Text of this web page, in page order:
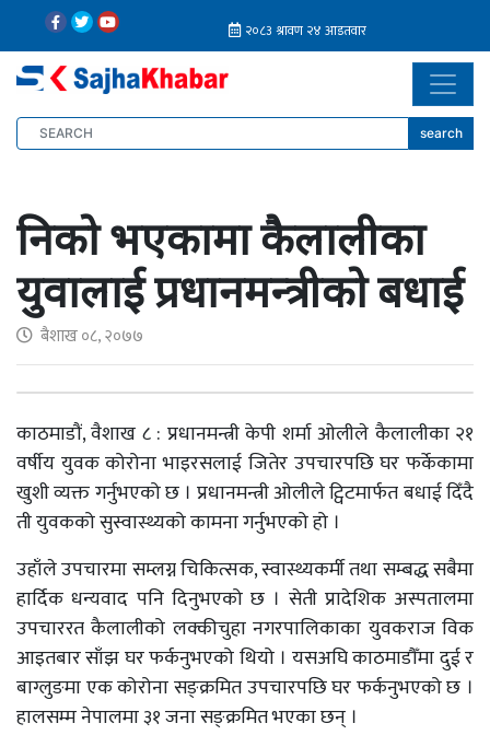
search
निको भएकामा कैलालीका
युवालाई प्रधानमन्त्रीको बधाई
बैशाख ०८, २०७७
काठमाडौं, वैशाख ८ : प्रधानमन्त्री केपी शर्मा ओलीले कैलालीका २१
वर्षीय युवक कोरोना भाइरसलाई जितेर उपचारपछि घर फर्केकामा
खुशी व्यक्त गर्नुभएको छ । प्रधानमन्त्री ओलीले ट्विटमार्फत बधाई दिँदै
ती युवकको सुस्वास्थ्यको कामना गर्नुभएको हो ।
उहाँले उपचारमा सम्लग्न चिकित्सक, स्वास्थ्यकर्मी तथा सम्बद्ध सबैमा
हार्दिक धन्यवाद पनि दिनुभएको छ । सेती प्रादेशिक अस्पतालमा
उपचाररत कैलालीको लक्कीचुहा नगरपालिकाका युवकराज विक
आइतबार साँझ घर फर्कनुभएको थियो । यसअघि काठमाडौँमा दुई र
बाग्लुङमा एक कोरोना सङ्क्रमित उपचारपछि घर फर्कनुभएको छ ।
हालसम्म नेपालमा ३१ जना सङ्क्रमित भएका छन् ।